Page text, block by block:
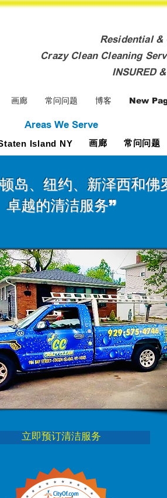
Residential &
Crazy Clean Cleaning
INSURED
画廊 常问问题 博客 New
Areas We Serve
Island NY 画廊 常问问题
岛、纽约、新泽西和佛
卓越的清洁服务”
立即预订清洁服务